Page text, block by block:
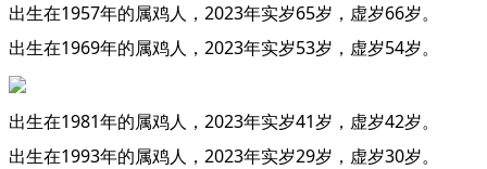
出生在1957年的属鸡人，2023年实岁65岁，虚岁66岁。
出生在1969年的属鸡人，2023年实岁53岁，虚岁54岁。
出生在1981年的属鸡人，2023年实岁41岁，虚岁42岁。
出生在1993年的属鸡人，2023年实岁29岁，虚岁30岁。